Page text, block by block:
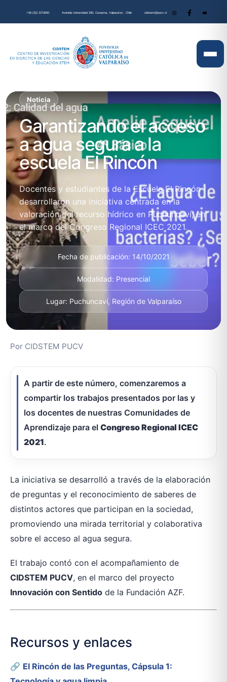
+56 (32) 2273000 Avenida Universidad 330, Curauma, Valparaíso , Chile cidstem@pucv.cl
Noticia
Garantizando el acceso
a agua segura a la
escuela El Rincón
Docentes y estudiantes de la Escuela El Rincón
desarrollaron una iniciativa centrada en la
valoración del recurso hídrico en Puchuncaví, en
el marco del Congreso Regional ICEC 2021.
Fecha de publicación: 14/10/2021
Modalidad: Presencial
Lugar: Puchuncaví, Región de Valparaíso
Por CIDSTEM PUCV
A partir de este número, comenzaremos a
compartir los trabajos presentados por las y
los docentes de nuestras Comunidades de
Aprendizaje para el Congreso Regional ICEC
2021.
La iniciativa se desarrolló a través de la elaboración
de preguntas y el reconocimiento de saberes de
distintos actores que participan en la sociedad,
promoviendo una mirada territorial y colaborativa
sobre el acceso al agua segura.
El trabajo contó con el acompañamiento de
CIDSTEM PUCV, en el marco del proyecto
Innovación con Sentido de la Fundación AZF.
Recursos y enlaces
🔗 El Rincón de las Preguntas, Cápsula 1: